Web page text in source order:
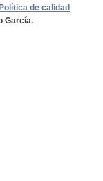
Política de calidad
García.